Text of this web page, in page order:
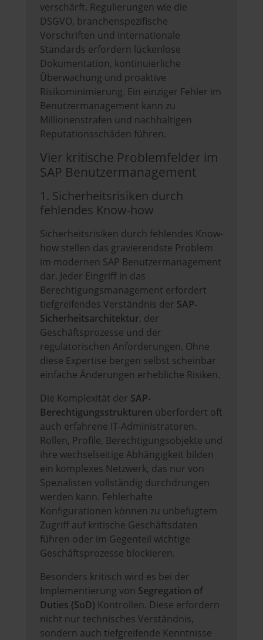
verschärft. Regulierungen wie die
DSGVO, branchenspezifische
Vorschriften und internationale
Standards erfordern lückenlose
Dokumentation, kontinuierliche
Überwachung und proaktive
Risikominimierung. Ein einziger Fehler im
Benutzermanagement kann zu
Millionenstrafen und nachhaltigen
Reputationsschäden führen.
Vier kritische Problemfelder im
SAP Benutzermanagement
1. Sicherheitsrisiken durch
fehlendes Know-how
Sicherheitsrisiken durch fehlendes Know-
how stellen das gravierendste Problem
im modernen SAP Benutzermanagement
dar. Jeder Eingriff in das
Berechtigungsmanagement erfordert
tiefgreifendes Verständnis der SAP-
Sicherheitsarchitektur, der
Geschäftsprozesse und der
regulatorischen Anforderungen. Ohne
diese Expertise bergen selbst scheinbar
einfache Änderungen erhebliche Risiken.
Die Komplexität der SAP-
Berechtigungsstrukturen überfordert oft
auch erfahrene IT-Administratoren.
Rollen, Profile, Berechtigungsobjekte und
ihre wechselseitige Abhängigkeit bilden
ein komplexes Netzwerk, das nur von
Spezialisten vollständig durchdrungen
werden kann. Fehlerhafte
Konfigurationen können zu unbefugtem
Zugriff auf kritische Geschäftsdaten
führen oder im Gegenteil wichtige
Geschäftsprozesse blockieren.
Besonders kritisch wird es bei der
Implementierung von Segregation of
Duties (SoD) Kontrollen. Diese erfordern
nicht nur technisches Verständnis,
sondern auch tiefgreifende Kenntnisse